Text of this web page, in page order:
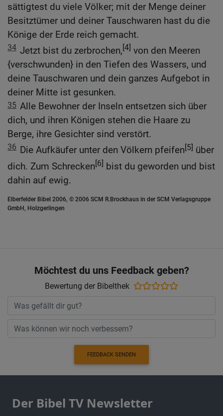
sättigtest du viele Völker; mit der Menge deiner
Besitztümer und deiner Tauschwaren hast du die
Könige der Erde reich gemacht.
34 Jetzt bist du zerbrochen,[4] von den Meeren
{verschwunden} in den Tiefen des Wassers, und
deine Tauschwaren und dein ganzes Aufgebot in
deiner Mitte ist gesunken.
35 Alle Bewohner der Inseln entsetzen sich über
dich, und ihren Königen stehen die Haare zu
Berge, ihre Gesichter sind verstört.
36 Die Aufkäufer unter den Völkern pfeifen[5] über
dich. Zum Schrecken[6] bist du geworden und bist
dahin auf ewig.
Elberfelder Bibel 2006, © 2006 SCM R.Brockhaus in der SCM Verlagsgruppe
GmbH, Holzgerlingen
Möchtest du uns Feedback geben?
Bewertung der Bibelthek
FEEDBACK SENDEN
Der Bibel TV Newsletter